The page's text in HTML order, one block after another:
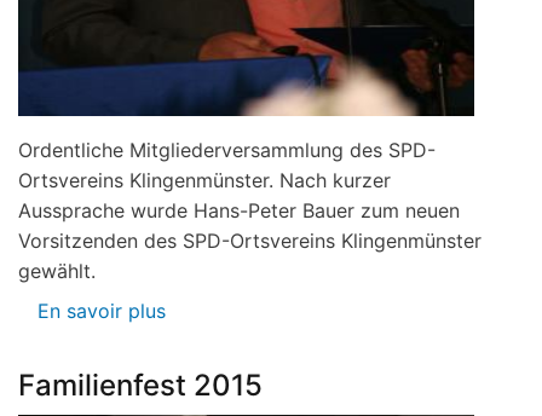
Ordentliche Mitgliederversammlung des SPD-
Ortsvereins Klingenmünster. Nach kurzer
Aussprache wurde Hans-Peter Bauer zum neuen
Vorsitzenden des SPD-Ortsvereins Klingenmünster
gewählt.
En savoir plus
an
der
Familienfest 2015